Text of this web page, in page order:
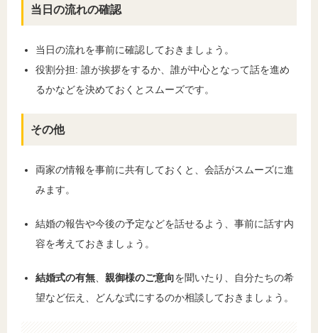
当日の流れの確認
当日の流れを事前に確認しておきましょう。
役割分担: 誰が挨拶をするか、誰が中心となって話を進め
るかなどを決めておくとスムーズです。
その他
両家の情報を事前に共有しておくと、会話がスムーズに進
みます。
結婚の報告や今後の予定などを話せるよう、事前に話す内
容を考えておきましょう。
結婚式の有無 親御様のご意向を聞いたり、自分たちの希
望など伝え、どんな式にするのか相談しておきましょう。